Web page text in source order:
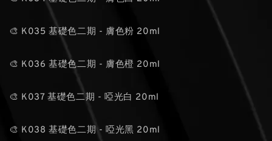
🎨 K035 基礎色二期 - 膚色粉 20ml
🎨 K036 基礎色二期 - 膚色橙 20ml
🎨 K037 基礎色二期 - 啞光白 20ml
🎨 K038 基礎色二期 - 啞光黑 20ml